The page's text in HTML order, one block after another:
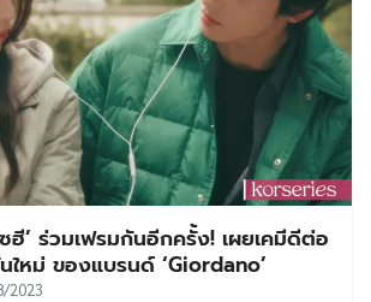
ฮี’ ร่วมเฟรมกันอีกครั้ง! เผยเคมีดีต่อ
ใหม่ ของแบรนด์ ‘Giordano’
2023